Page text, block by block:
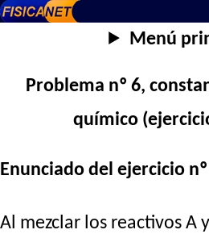
Menú
Problema nº 6,
químico
Enunciado del ejercicio
Al mezclar los reactivos A